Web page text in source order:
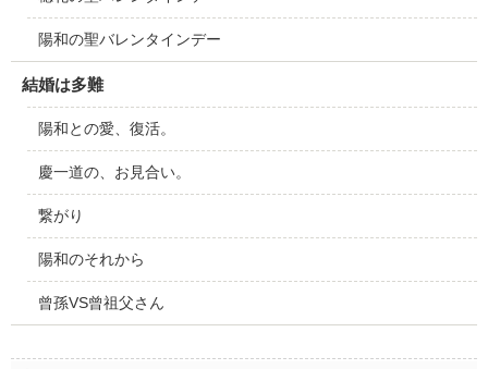
陽和の聖バレンタインデー
結婚は多難
陽和との愛、復活。
慶一道の、お見合い。
繋がり
陽和のそれから
曾孫VS曾祖父さん